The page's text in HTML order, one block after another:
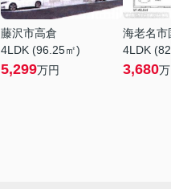
藤沢市高倉
4LDK (96.25㎡)
5,299万円
海老名市
4LDK
3,680